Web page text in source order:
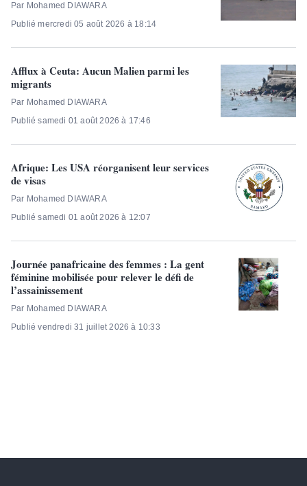
Par Mohamed DIAWARA
Publié mercredi 05 août 2026 à 18:14
Afflux à Ceuta: Aucun Malien parmi les
migrants
Par Mohamed DIAWARA
Publié samedi 01 août 2026 à 17:46
Afrique: Les USA réorganisent leur services
de visas
Par Mohamed DIAWARA
Publié samedi 01 août 2026 à 12:07
Journée panafricaine des femmes : La gent
féminine mobilisée pour relever le défi de
l’assainissement
Par Mohamed DIAWARA
Publié vendredi 31 juillet 2026 à 10:33